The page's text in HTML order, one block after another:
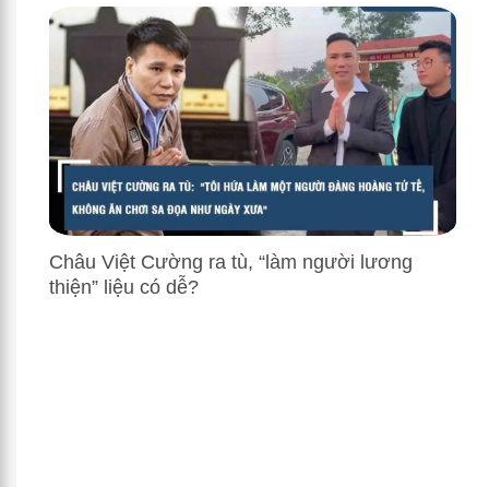
Châu Việt Cường ra tù, “làm người lương
thiện” liệu có dễ?